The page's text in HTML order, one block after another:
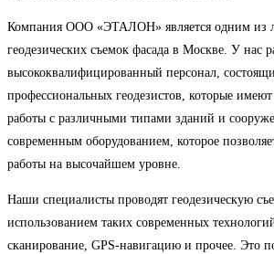
Компания ООО «ЭТАЛОН» является одним из
геодезических съемок фасада в Москве. У нас
высококвалифицированный персонал,
профессиональных геодезистов, которые
работы с различными типами зданий и
современным оборудованием, которое
работы на высочайшем уровне.
Наши специалисты проводят геодезическую
использованием таких современных
сканирование, GPS-навигацию и прочее. Это